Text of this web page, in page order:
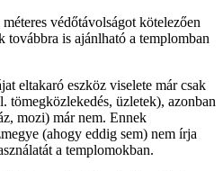
védőtávolságot kötelezően
továbbra is ajánlható a templomban
eltakaró eszköz viselete már csak
tömegközlekedés, üzletek), azonban
mozi) már nem. Ennek
(ahogy eddig sem) nem írja
a templomokban.